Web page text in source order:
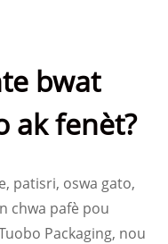
bwat
ak fenèt?
patisri, oswa gato,
chwa pafè pou
Packaging, nou